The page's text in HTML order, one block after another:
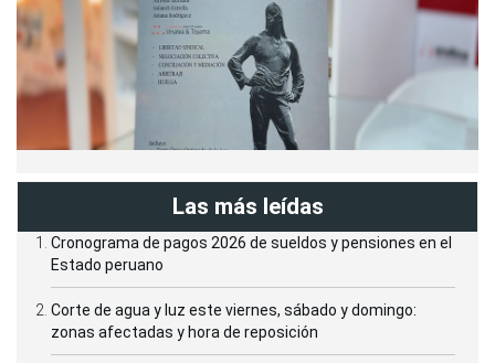
Las más leídas
Cronograma de pagos 2026 de sueldos y pensiones en el
Estado peruano
Corte de agua y luz este viernes, sábado y domingo:
zonas afectadas y hora de reposición